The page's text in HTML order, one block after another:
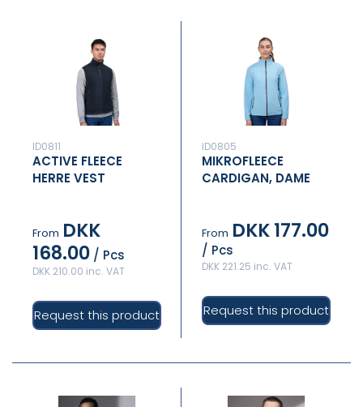
ID0811
ACTIVE FLEECE
HERRE VEST
From DKK
168.00 / Pcs
DKK 210.00 inc. VAT
Request this product
ID0805
MIKROFLEECE
CARDIGAN, DAME
From DKK 177.00
/ Pcs
DKK 221.25 inc. VAT
Request this product